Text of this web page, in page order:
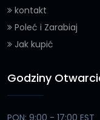
kontakt
Poleć i Zarabiaj
Jak kupić
Godziny
PON: 9:00 - 17:00 EST